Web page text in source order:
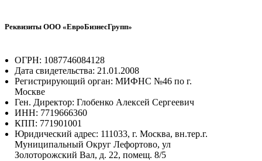
Реквизиты ООО «ЕвроБизнесГрупп»
ОГРН: 1087746084128
Дата свидетельства: 21.01.2008
Регистрирующий орган: МИФНС №46 по г.
Москве
Ген. Директор: Глобенко Алексей Сергеевич
ИНН: 7719666360
КПП: 771901001
Юридический адрес: 111033, г. Москва, вн.тер.г.
Муниципальный Округ Лефортово, ул
Золоторожский Вал, д. 22, помещ. 8/5